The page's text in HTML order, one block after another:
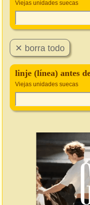
Viejas unidades suecas
linje (línea) antes
Viejas unidades suecas